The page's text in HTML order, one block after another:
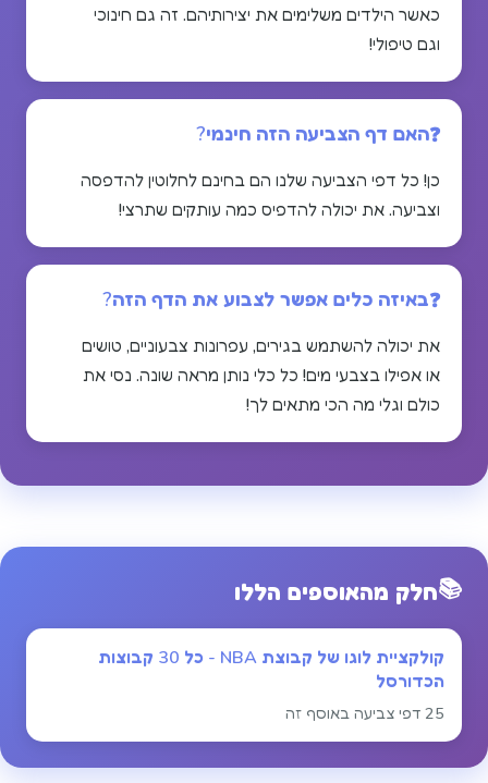
כאשר הילדים משלימים את יצירותיהם. זה גם חינוכי
וגם טיפולי!
האם דף הצביעה הזה חינמי?
כן! כל דפי הצביעה שלנו הם בחינם לחלוטין להדפסה
וצביעה. את יכולה להדפיס כמה עותקים שתרצי!
באיזה כלים אפשר לצבוע את הדף הזה?
את יכולה להשתמש בגירים, עפרונות צבעוניים, טושים
או אפילו בצבעי מים! כל כלי נותן מראה שונה. נסי את
כולם וגלי מה הכי מתאים לך!
📚חלק מהאוספים הללו
קולקציית לוגו של קבוצת NBA - כל 30 קבוצות
הכדורסל
25 דפי צביעה באוסף זה